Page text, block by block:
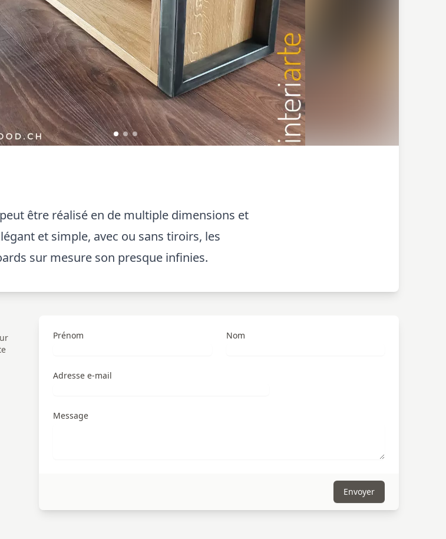
être réalisé en de multiple dimensions et
et simple, avec ou sans tiroirs, les
sur mesure son presque infinies.
Prénom Nom
Adresse e-mail
Message
Envoyer